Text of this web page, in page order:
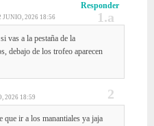
Responder
JUNIO, 2026 18:56
vas a la pestaña de la
debajo de los trofeo aparecen
2026 18:59
que ir a los manantiales ya jaja